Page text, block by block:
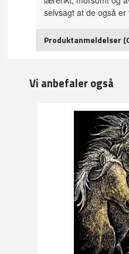
selvsagt at de også er
Produktanmeldelser
Vi anbefaler også